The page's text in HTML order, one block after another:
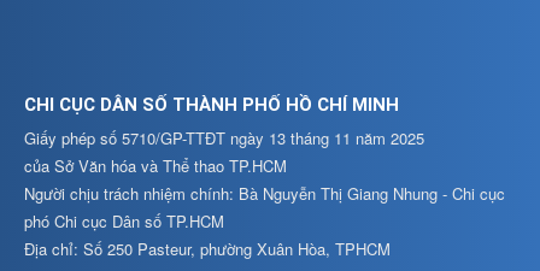
CHI CỤC DÂN SỐ THÀNH PHỐ HỒ CHÍ MINH
Giấy phép số 5710/GP-TTĐT ngày 13 tháng 11 năm 2025
của Sở Văn hóa và Thể thao TP.HCM
Người chịu trách nhiệm chính: Bà Nguyễn Thị Giang Nhung - Chi cục
phó Chi cục Dân số TP.HCM
Địa chỉ: Số 250 Pasteur, phường Xuân Hòa, TPHCM